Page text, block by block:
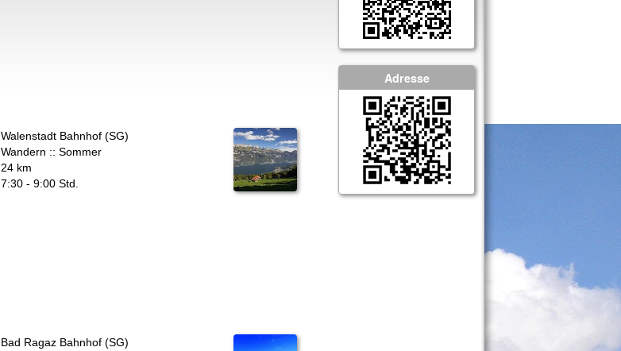
Walenstadt Bahnhof (SG)
Wandern :: Sommer
24 km
7:30 - 9:00 Std.
Bad Ragaz Bahnhof (SG)
Adresse